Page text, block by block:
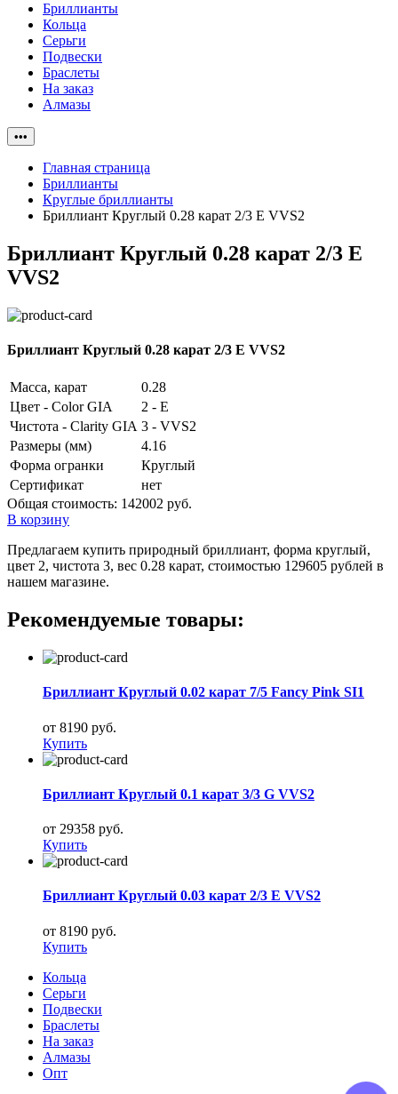
Бриллианты
Кольца
Серьги
Подвески
Браслеты
На заказ
Алмазы
•••
Главная страница
Бриллианты
Круглые бриллианты
Бриллиант Круглый 0.28 карат 2/3 E VVS2
Бриллиант Круглый 0.28 карат 2/3 E
VVS2
Бриллиант Круглый 0.28 карат 2/3 E VVS2
Масса, карат
0.28
Цвет - Color GIA
2 - E
Чистота - Clarity GIA 3 - VVS2
Размеры (мм)
4.16
Форма огранки
Круглый
Сертификат
нет
Общая стоимость: 142002 руб.
В корзину
Предлагаем купить природный бриллиант, форма круглый,
цвет 2, чистота 3, вес 0.28 карат, стоимостью 129605 рублей в
нашем магазине.
Рекомендуемые товары:
Бриллиант Круглый 0.02 карат 7/5 Fancy Pink SI1
от 8190 руб.
Купить
Бриллиант Круглый 0.1 карат 3/3 G VVS2
от 29358 руб.
Купить
Бриллиант Круглый 0.03 карат 2/3 E VVS2
от 8190 руб.
Купить
Кольца
Серьги
Подвески
Браслеты
На заказ
Алмазы
Опт